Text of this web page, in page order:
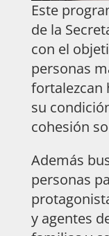
Este
de la
con el
personas
fortalezcan
su
cohesión
Además
personas
y agentes